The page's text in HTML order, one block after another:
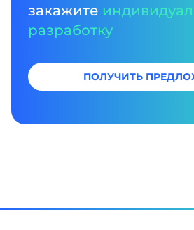
закажите
разработку
ПОЛУЧИТЬ